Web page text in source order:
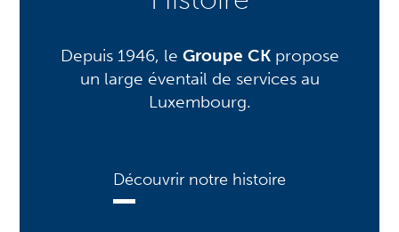
Depuis 1946, le Groupe CKpropose
un large éventail de services au
Luxembourg.
Découvrir notre histoire